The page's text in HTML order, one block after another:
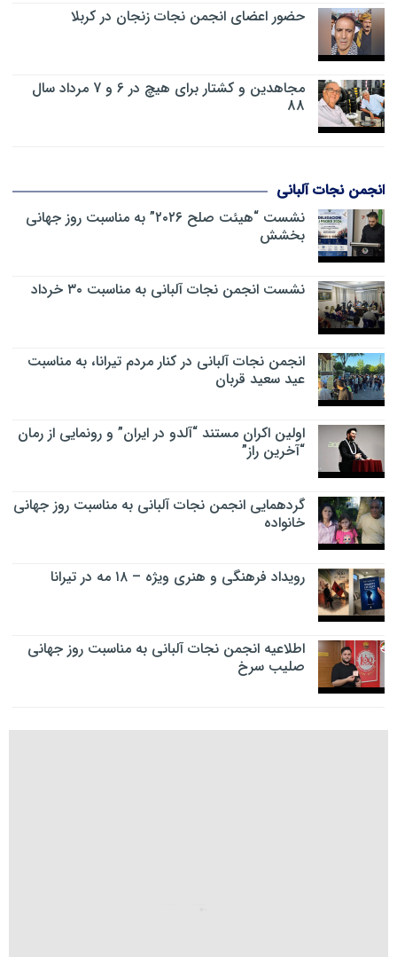
حضور اعضای انجمن نجات زنجان در کربلا
مجاهدین و کشتار برای هیچ در 6 و 7 مرداد سال
88
انجمن نجات آلبانی
نشست “هیئت صلح ۲۰۲۶” به مناسبت روز جهانی
بخشش
نشست انجمن نجات آلبانی به مناسبت ۳۰ خرداد
انجمن نجات آلبانی در کنار مردم تیرانا، به مناسبت
عید سعید قربان
اولین اکران مستند “آلدو در ایران” و رونمایی از رمان
“آخرین راز”
گردهمایی انجمن نجات آلبانی به مناسبت روز جهانی
خانواده
رویداد فرهنگی و هنری ویژه – ۱۸ مه در تیرانا
اطلاعیه انجمن نجات آلبانی به مناسبت روز جهانی
صلیب سرخ